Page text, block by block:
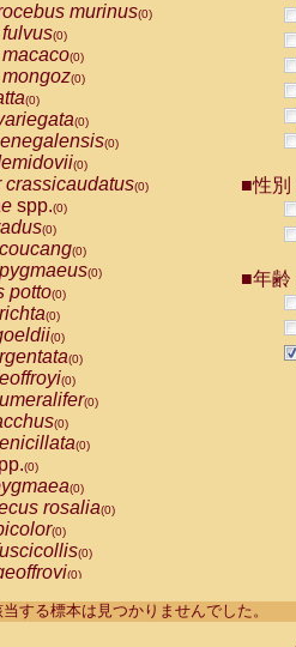
murinus(0)
(0)
(0)
(0)
(0)
(0)
(0)
(0)
crassicaudatus(0)
spp.(0)
(0)
(0)
(0)
potto(0)
(0)
(0)
(0)
(0)
(0)
(0)
(0)
(0)
(0)
rosalia(0)
(0)
(0)
(0)
(0)
■性別
■年齢
する標本は見つかりませんでした。